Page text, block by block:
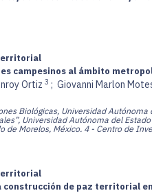
campesinos al ámbito
Ortiz 3 ; Giovanni Marlon
Biológicas, Universidad Autónoma
Universidad Autónoma del
de Morelos, México. 4 - Centro de
de paz territorial